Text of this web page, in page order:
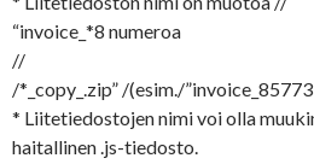
“invoice_*8 numeroa
//
/*_copy_.zip” /(esim./
* Liitetiedostojen nimi voi olla
haitallinen .js-tiedosto.